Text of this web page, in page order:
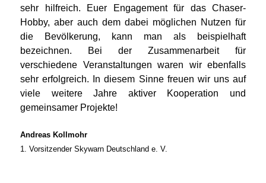
sehr hilfreich. Euer Engagement für das Chaser-
Hobby, aber auch dem dabei möglichen Nutzen für
die Bevölkerung, kann man als beispielhaft
bezeichnen. Bei der Zusammenarbeit für
verschiedene Veranstaltungen waren wir ebenfalls
sehr erfolgreich. In diesem Sinne freuen wir uns auf
viele weitere Jahre aktiver Kooperation und
gemeinsamer Projekte!
Andreas Kollmohr
1. Vorsitzender Skywarn Deutschland e. V.